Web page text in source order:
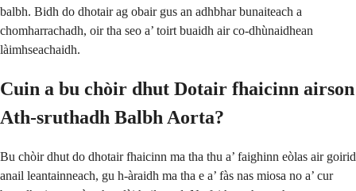
balbh. Bidh do dhotair ag obair gus an adhbhar bunaiteach a
chomharrachadh, oir tha seo a’ toirt buaidh air co-dhùnaidhean
làimhseachaidh.
Cuin a bu chòir dhut Dotair fhaicinn airson
Ath-sruthadh Balbh Aorta?
Bu chòir dhut do dhotair fhaicinn ma tha thu a’ faighinn eòlas air goirid
anail leantainneach, gu h-àraidh ma tha e a’ fàs nas miosa no a’ cur